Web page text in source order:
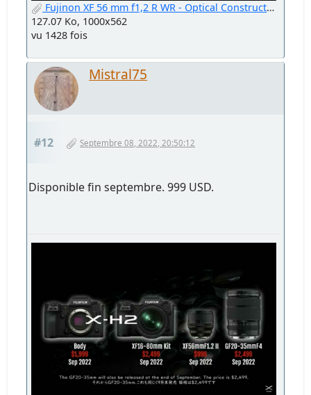
Fujinon XF 56 mm f1,2 R WR - Optical Construction - Focus Unit.jpg
127.07 Ko, 1000x562
vu 1428 fois
Mistral75
#12 Septembre 08, 2022, 20:50:12
Disponible fin septembre. 999 USD.